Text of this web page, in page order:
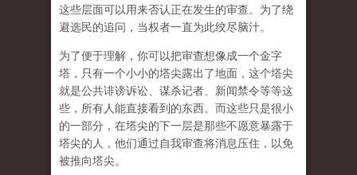
这些层面可以用来否认正在发生的审查。为了绕
避选民的追问，当权者一直为此绞尽脑汁。
为了便于理解，你可以把审查想像成一个金字
塔，只有一个小小的塔尖露出了地面，这个塔尖
就是公共诽谤诉讼、谋杀记者、新闻禁令等等这
些，所有人能直接看到的东西。而这些只是很小
的一部分，在塔尖的下一层是那些不愿意暴露于
塔尖的人，他们通过自我审查将消息压住，以免
被推向塔尖。